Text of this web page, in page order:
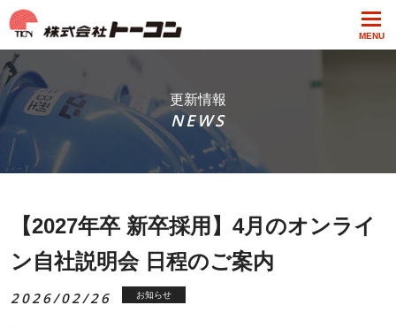
MENU
更新情報
NEWS
【2027年卒 新卒採用】4月のオンライ
ン自社説明会 日程のご案内
2026/02/26 お知らせ